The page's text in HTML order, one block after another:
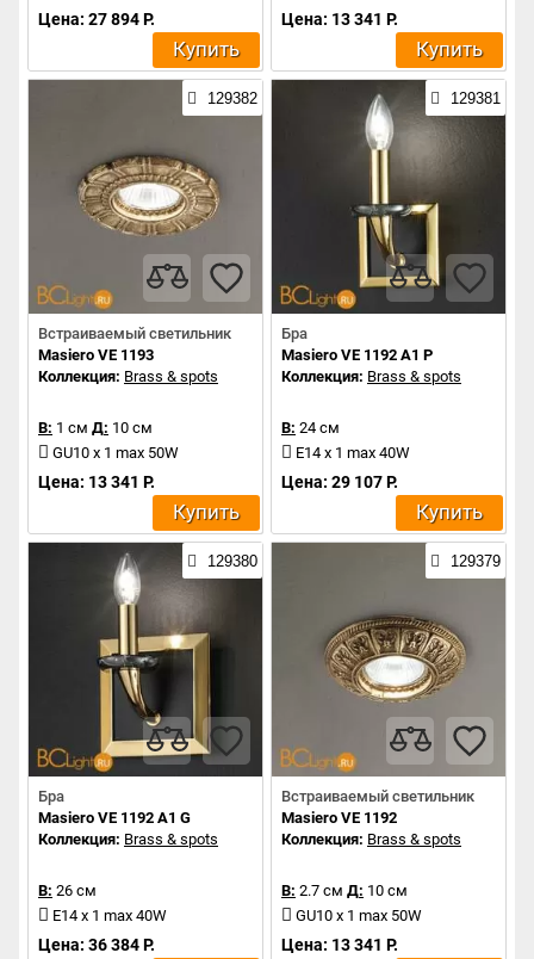
Цена: 27 894 Р.
Купить
Цена: 13 341 Р.
Купить
129382
Встраиваемый светильник
Masiero VE 1193
Коллекция: Brass & spots
В: 1 см Д: 10 см
GU10 x 1 max 50W
Цена: 13 341 Р.
Купить
129381
Бра
Masiero VE 1192 A1 P
Коллекция: Brass & spots
В: 24 см
E14 x 1 max 40W
Цена: 29 107 Р.
Купить
129380
Бра
Masiero VE 1192 A1 G
Коллекция: Brass & spots
В: 26 см
E14 x 1 max 40W
Цена: 36 384 Р.
129379
Встраиваемый светильник
Masiero VE 1192
Коллекция: Brass & spots
В: 2.7 см Д: 10 см
GU10 x 1 max 50W
Цена: 13 341 Р.